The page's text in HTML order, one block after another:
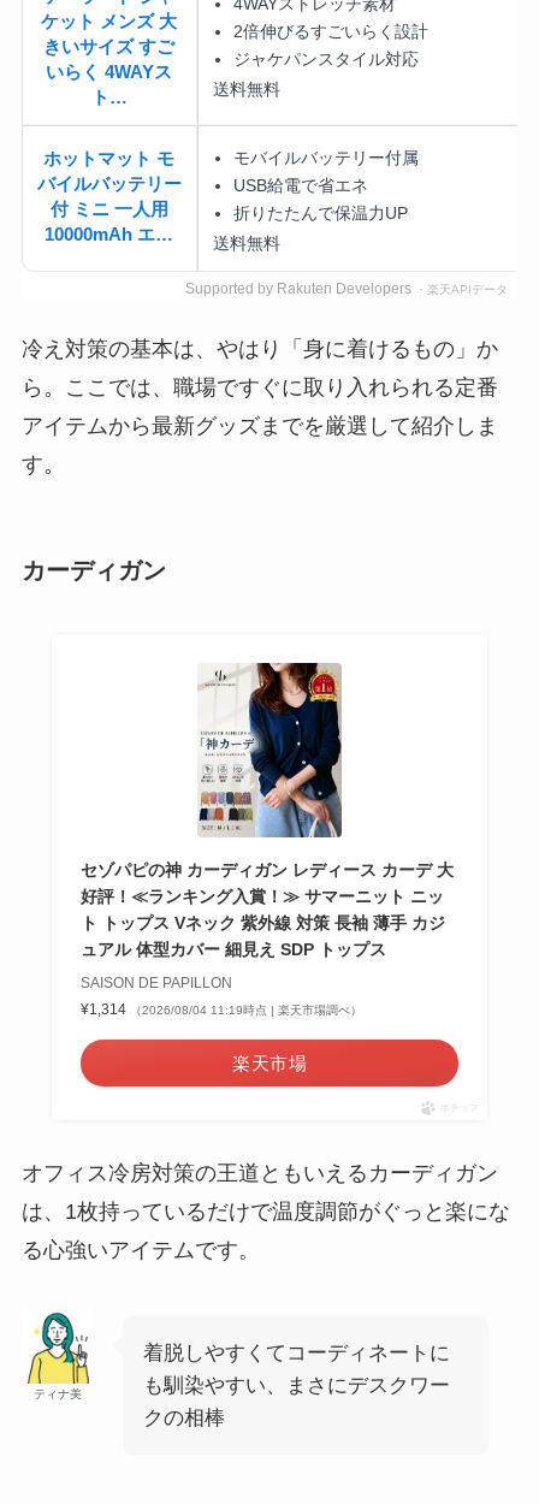
ケット メンズ 大
きいサイズ すご
いらく 4WAYス
ト…
2倍伸びるすごいらく設計
ジャケパンスタイル対応
送料無料
ホットマット モ
バイルバッテリー
付 ミニ 一人用
10000mAh エ…
モバイルバッテリー付属
USB給電で省エネ
折りたたんで保温力UP
送料無料
Supported by Rakuten Developers ・楽天APIデータ
冷え対策の基本は、やはり「身に着けるもの」か
ら。ここでは、職場ですぐに取り入れられる定番
アイテムから最新グッズまでを厳選して紹介しま
す。
カーディガン
セゾパピの神 カーディガン レディース カーデ 大
好評！≪ランキング入賞！≫ サマーニット ニッ
ト トップス Vネック 紫外線 対策 長袖 薄手 カジ
ュアル 体型カバー 細見え SDP トップス
SAISON DE PAPILLON
¥1,314
（2026/08/04 11:19時点 | 楽天市場調べ）
楽天市場
ポチップ
オフィス冷房対策の王道ともいえるカーディガン
は、1枚持っているだけで温度調節がぐっと楽にな
る心強いアイテムです。
ティナ美
着脱しやすくてコーディネートに
も馴染やすい、まさにデスクワー
クの相棒